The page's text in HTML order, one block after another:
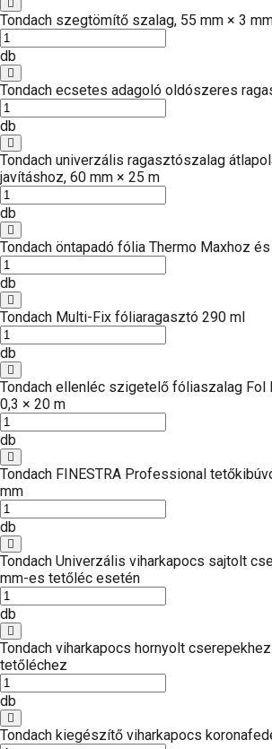
Tondach szegtömítő szalag, 55 mm × 3
db
Tondach ecsetes adagoló oldószeres
db
Tondach univerzális ragasztószalag
javításhoz, 60 mm × 25 m
db
Tondach öntapadó fólia Thermo Maxhoz
db
Tondach Multi-Fix fóliaragasztó 290 ml
db
Tondach ellenléc szigetelő fóliaszalag Fol
0,3 × 20 m
db
Tondach FINESTRA Professional
mm
db
Tondach Univerzális viharkapocs sajtolt
mm-es tetőléc esetén
db
Tondach viharkapocs hornyolt
tetőléchez
db
Tondach kiegészítő viharkapocs